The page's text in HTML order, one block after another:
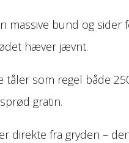
massive bund og
hæver jævnt.
tåler som regel både
gratin.
direkte fra gryden –